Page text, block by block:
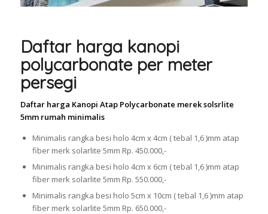
Daftar harga kanopi
polycarbonate per meter
persegi
Daftar harga Kanopi Atap Polycarbonate merek solsrlite
5mm rumah minimalis
Minimalis rangka besi holo 4cm x 4cm ( tebal 1,6 )mm atap
fiber merk solarlite 5mm Rp. 450.000,-
Minimalis rangka besi holo 4cm x 6cm ( tebal 1,6 )mm atap
fiber merk solarlite 5mm Rp. 550.000,-
Minimalis rangka besi holo 5cm x 10cm ( tebal 1,6 )mm atap
fiber merk solarlite 5mm Rp. 650.000,-